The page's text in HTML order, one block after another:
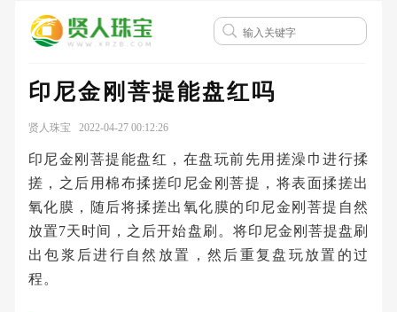
印尼金刚菩提能盘红吗
贤人珠宝 2022-04-27 00:12:26
印尼金刚菩提能盘红，在盘玩前先用搓澡巾进行揉
搓，之后用棉布揉搓印尼金刚菩提，将表面揉搓出
氧化膜，随后将揉搓出氧化膜的印尼金刚菩提自然
放置7天时间，之后开始盘刷。将印尼金刚菩提盘刷
出包浆后进行自然放置，然后重复盘玩放置的过
程。